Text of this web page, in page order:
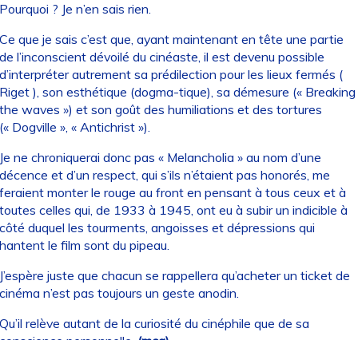
? Je n’en sais rien.
que je sais c’est que, ayant maintenant en tête une partie
l’inconscient dévoilé du cinéaste, il est devenu possible
autrement sa prédilection pour les lieux fermés (
), son esthétique (dogma-tique), sa démesure (« Breaking
waves ») et son goût des humiliations et des tortures
Dogville », « Antichrist »).
ne chroniquerai donc pas « Melancholia » au nom d’une
et d’un respect, qui s’ils n’étaient pas honorés, me
monter le rouge au front en pensant à tous ceux et à
celles qui, de 1933 à 1945, ont eu à subir un indicible à
duquel les tourments, angoisses et dépressions qui
le film sont du pipeau.
juste que chacun se rappellera qu’acheter un ticket de
n’est pas toujours un geste anodin.
relève autant de la curiosité du cinéphile que de sa